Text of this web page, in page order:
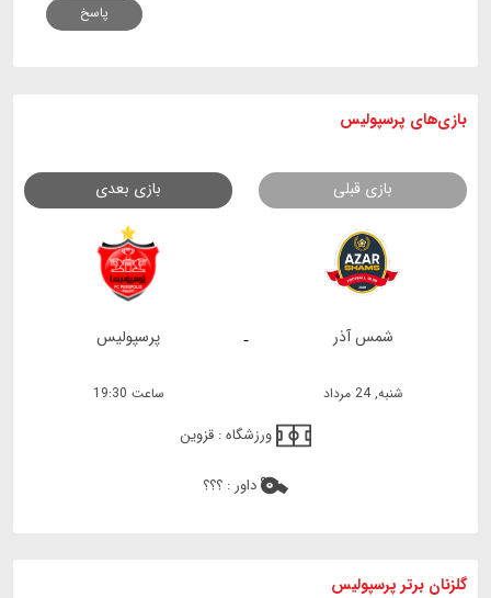
پاسخ
بازی های پرسپولیس
بازی قبلی بازی بعدی
- شمس آذر پرسپولیس
شنبه, 24 مرداد ساعت 19:30
ورزشگاه : قزوین
داور : ؟؟؟
گلزنان برتر پرسپولیس